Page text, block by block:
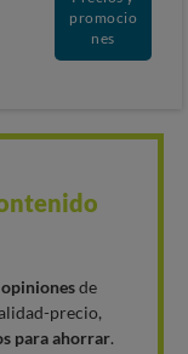
promocio
nes
opinionesde
precio,
para ahorrar.